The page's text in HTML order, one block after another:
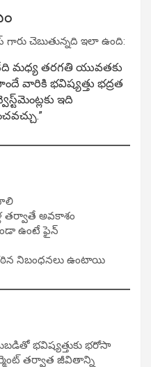
గారు చెబుతున్నది ఇలా ఉంది:
మధ్య తరగతి యువతకు
వారికి భవిష్యత్తు భద్రత
ఇది
తర్వాతే అవకాశం
ఉంటే ఫైన్
నిబంధనలు ఉంటాయి
భవిష్యత్తుకు భరోసా
తర్వాత జీవితాన్ని